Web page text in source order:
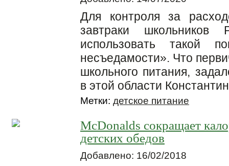
Для контроля за
завтраки школьников
использовать такой
несъедамости». Что
школьного питания,
в этой области
Метки: детское питание
McDonalds сокращает
детских обедов
Добавлено: 16/02/2018